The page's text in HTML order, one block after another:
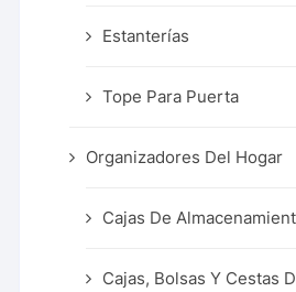
Estanterías
Tope Para Puerta
Organizadores Del Hogar
Cajas De
Cajas, Bolsas Y Cestas